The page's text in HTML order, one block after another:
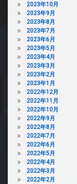
2023年10月
2023年9月
2023年8月
2023年7月
2023年6月
2023年5月
2023年4月
2023年3月
2023年2月
2023年1月
2022年12月
2022年11月
2022年10月
2022年9月
2022年8月
2022年7月
2022年6月
2022年5月
2022年4月
2022年3月
2022年2月